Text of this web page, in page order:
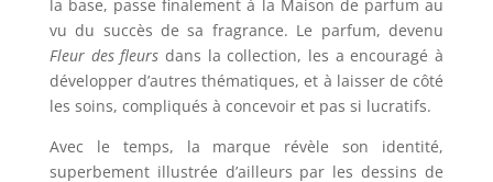
la base, passe finalement à la Maison de parfum au
vu du succès de sa fragrance. Le parfum, devenu
Fleur des fleurs dans la collection, les a encouragé à
développer d’autres thématiques, et à laisser de côté
les soins, compliqués à concevoir et pas si lucratifs.
Avec le temps, la marque révèle son identité,
superbement illustrée d’ailleurs par les dessins de